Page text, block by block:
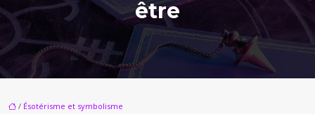
être
/ Ésotérisme et symbolisme